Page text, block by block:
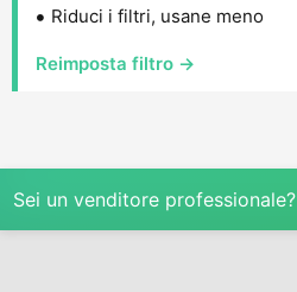
Riduci i filtri, usane meno
Reimposta filtro →
Sei un venditore professionale?